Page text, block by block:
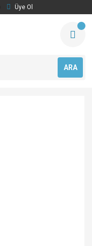
Üye Ol
ARA